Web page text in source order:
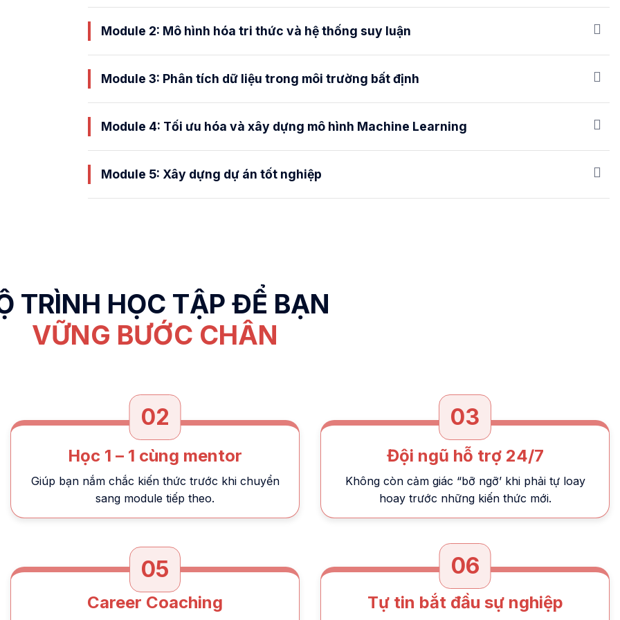
Module 2: Mô hình hóa tri thức và hệ thống suy luận
Module 3: Phân tích dữ liệu trong môi trường bất định
Module 4: Tối ưu hóa và xây dựng mô hình Machine Learning
Module 5: Xây dựng dự án tốt nghiệp
TRÌNH HỌC TẬP ĐỂ BẠN
VỮNG BƯỚC CHÂN
02
Học 1 – 1 cùng mentor
Giúp bạn nắm chắc kiến thức trước khi chuyển
sang module tiếp theo.
03
Đội ngũ hỗ trợ 24/7
Không còn cảm giác “bỡ ngỡ’ khi phải tự loay
hoay trước những kiến thức mới.
05
Career Coaching
06
Tự tin bắt đầu sự nghiệp